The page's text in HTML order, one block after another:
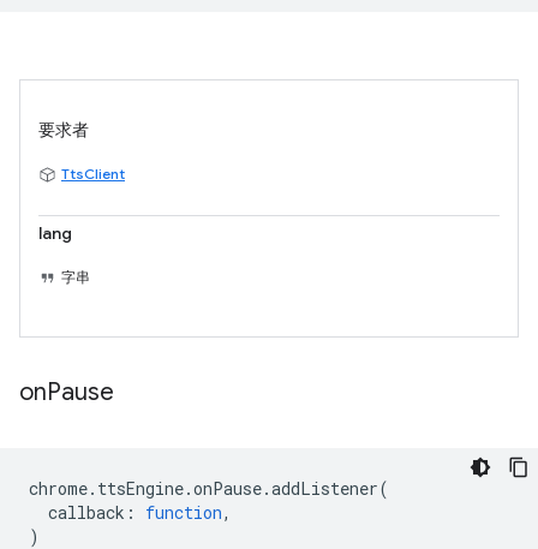
要求者
TtsClient
lang
字串
onPause
chrome. ttsEngine.onPause.addListener(
callback : function,
)